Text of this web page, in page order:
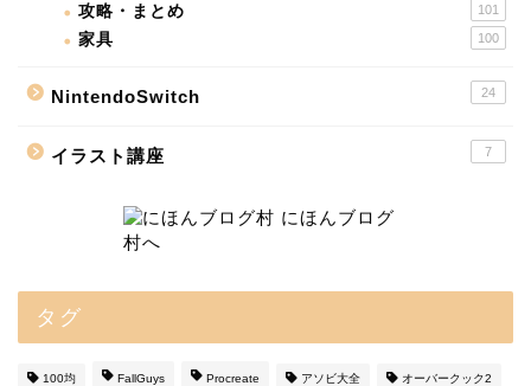
攻略・まとめ 101
家具 100
NintendoSwitch 24
イラスト講座 7
タグ
100均 FallGuys Procreate アソビ大全 オーバークック2